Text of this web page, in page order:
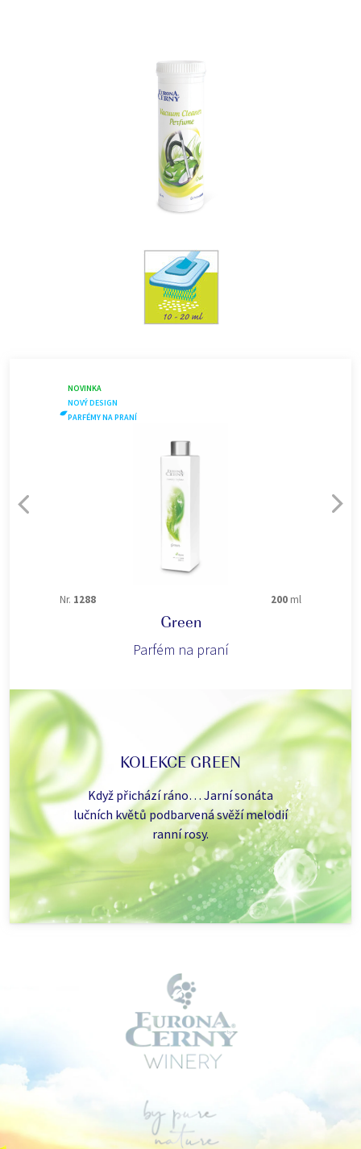
pomoc/ošetření. Odstraňte obsah/obal podle místních
KOLEKCE GREEN
Když přichází ráno… Jarní sonáta
lučních květů podbarvená svěží melodií
ranní rosy.
NOVINKA
NOVÝ DESIGN
PARFÉMY NA PRANÍ
Nr. 1288 200 ml
Green
Parfém na praní